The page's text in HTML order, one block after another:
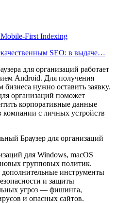
First Indexing
SEO: в выдаче…
для организаций работает
Android. Для получения
бизнеса нужно оставить заявку.
организаций поможет
корпоративные данные
компании с личных устройств
для Windows, macOS
групповых политик.
инструменты
и защиты
угроз — фишинга,
и опасных сайтов.